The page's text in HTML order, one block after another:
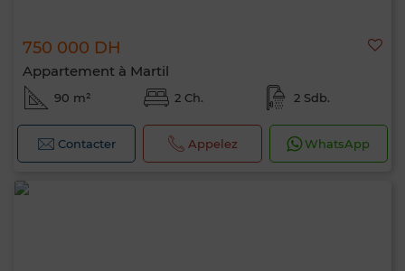
750 000 DH
Appartement à Martil
90 m² 2 Ch. 2 Sdb.
Contacter Appelez WhatsApp